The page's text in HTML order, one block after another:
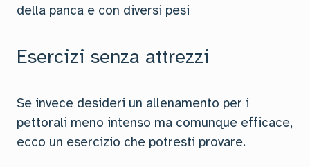
della panca e con diversi pesi
Esercizi senza attrezzi
Se invece desideri un allenamento per i
pettorali meno intenso ma comunque efficace,
ecco un esercizio che potresti provare.